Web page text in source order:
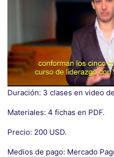
Duración: 3 clases en video
Materiales: 4 fichas en PDF.
Precio: 200 USD.
Medios de pago: Mercado